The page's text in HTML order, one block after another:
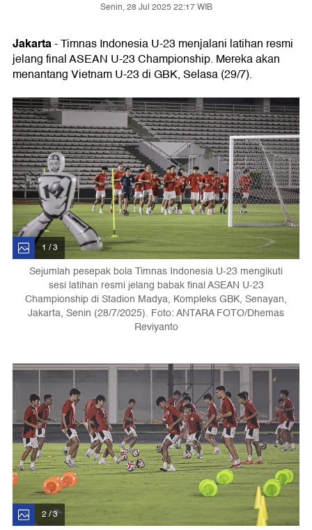
Senin, 28 Jul 2025 22:17 WIB
Jakarta- Timnas Indonesia U-23 menjalani latihan resmi
jelang final ASEAN U-23 Championship. Mereka akan
menantang Vietnam U-23 di GBK, Selasa (29/7).
1 / 3
Sejumlah pesepak bola Timnas Indonesia U-23 mengikuti
sesi latihan resmi jelang babak final ASEAN U-23
Championship di Stadion Madya, Kompleks GBK, Senayan,
Jakarta, Senin (28/7/2025). Foto: ANTARA FOTO/Dhemas
Reviyanto
2 / 3